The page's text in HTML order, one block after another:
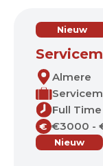
Nieuw
Almere
Full Time
€ €3000 -
Nieuw